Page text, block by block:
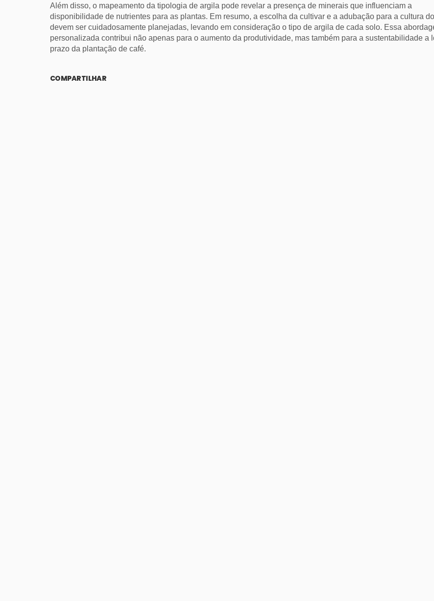
Além disso, o mapeamento da tipologia de argila pode revelar a presença de minerais que influenciam a
disponibilidade de nutrientes para as plantas. Em resumo, a escolha da cultivar e a adubação para a cultura
devem ser cuidadosamente planejadas, levando em consideração o tipo de argila de cada solo. Essa
personalizada contribui não apenas para o aumento da produtividade, mas também para a sustentabilidade a
prazo da plantação de café.
COMPARTILHAR